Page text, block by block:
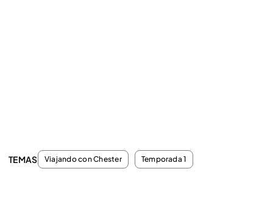
TEMAS Viajando con Chester Temporada 1